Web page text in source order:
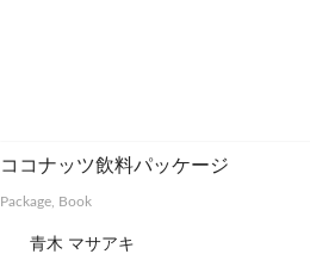
ココナッツ飲料パッケージ
Package, Book
青木 マサアキ